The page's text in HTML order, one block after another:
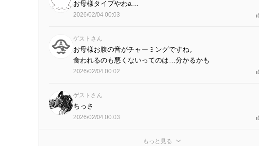
お母様タイプやわa…
2026/02/04 00:03
ゲストさん
お母様お腹の音がチャーミングですね。
食われるのも悪くないってのは…分かるかも
2026/02/04 00:02
ゲストさん
ちっさ
2026/02/04 00:03
もっと見る